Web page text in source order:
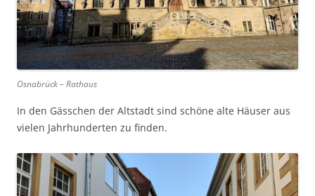
Osnabrück – Rathaus
In den Gässchen der Altstadt sind schöne alte Häuser aus
vielen Jahrhunderten zu finden.